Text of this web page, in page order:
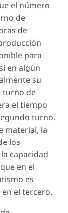
el número
de
de
para
en algún
su
turno de
el tiempo
turno.
material, la
los
capacidad
en el
es
el tercero.